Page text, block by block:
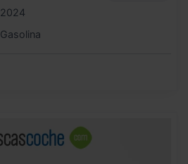
2024
Gasolina